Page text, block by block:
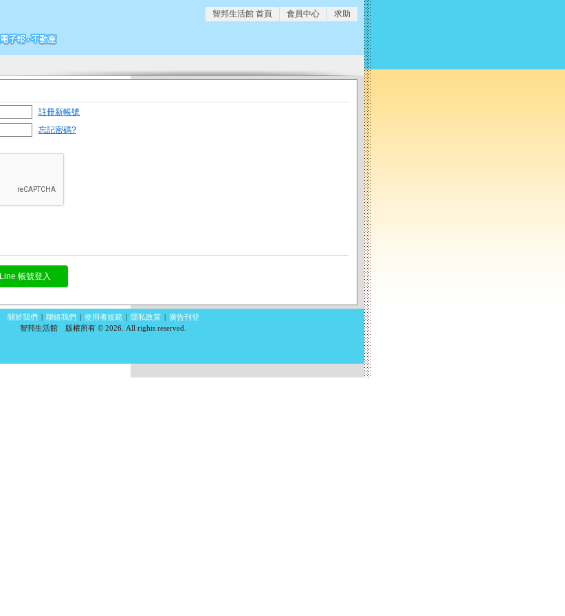
求助
會員中心
智邦生活館 首頁
註冊新帳號
忘記密碼?
Line 帳號登入
關於我們 | 聯絡我們 | 使用者規範 | 隱私政策 | 廣告刊登
智邦生活館 版權所有 © 2026. All rights reserved.